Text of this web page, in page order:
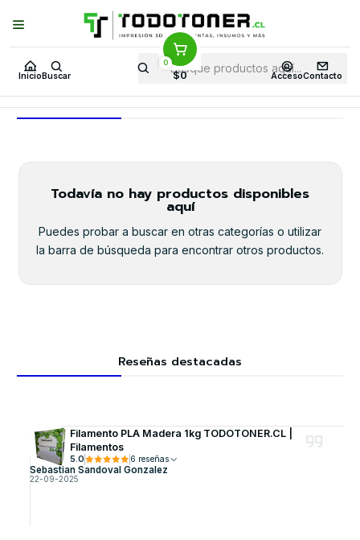
Inicio Buscar
0
$0 AccesoContacto
Puedes Elegir: Comprar enTienda· Despachoa Todo Chile · Retiro en
Tienda en24 Horas
Inicio Ofertas WG 79 en TodoToner
Ofertas WG 79 en TodoToner
Todavía no hay productos disponibles
aquí
Puedes probar a buscar en otras categorías o utilizar
la barra de búsqueda para encontrar otros productos.
Reseñas destacadas
Filamento PLA Madera 1kg TODOTONER.CL |
Filamentos
5.0 6 reseñas
Sebastian Sandoval Gonzalez
22-09-2025